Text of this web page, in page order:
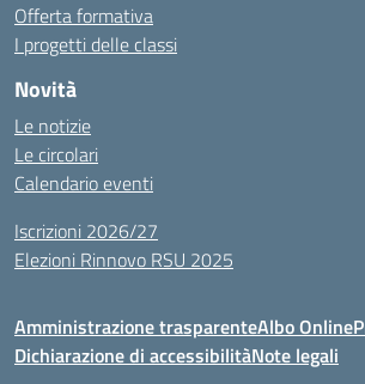
Offerta formativa
I progetti delle classi
Novità
Le notizie
Le circolari
Calendario eventi
Iscrizioni 2026/27
Elezioni Rinnovo RSU 2025
Amministrazione trasparenteAlbo Online
Dichiarazione di accessibilitàNote legali